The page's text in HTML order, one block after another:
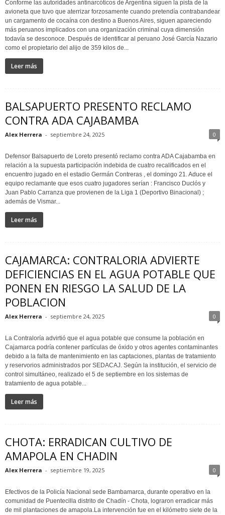
Conforme las autoridades antinarcóticos de Argentina siguen la pista de la
avioneta que tuvo que aterrizar forzosamente cuando pretendía contrabandear
un cargamento de cocaína con destino a Buenos Aires, siguen apareciendo
más peruanos implicados con una organización criminal cuya dimensión
todavía se desconoce. Después de identificar al peruano José García Nazario
como el propietario del alijo de 359 kilos de...
Leer más
BALSAPUERTO PRESENTO RECLAMO
CONTRA ADA CAJABAMBA
Alex Herrera - septiembre 24, 2025 0
Defensor Balsapuerto de Loreto presentó reclamo contra ADA Cajabamba en
relación a la supuesta participación indebida de cuatro recalificados en el
encuentro jugado en el estadio Germán Contreras , el domingo 21. Aduce el
equipo reclamante que esos cuatro jugadores serían : Francisco Duclós y
Juan Pablo Carranza que provienen de la Liga 1 (Deportivo Binacional) ;
además de Vismar...
Leer más
CAJAMARCA: CONTRALORIA ADVIERTE
DEFICIENCIAS EN EL AGUA POTABLE QUE
PONEN EN RIESGO LA SALUD DE LA
POBLACION
Alex Herrera - septiembre 24, 2025 0
La Contraloría advirtió que el agua potable que consume la población en
Cajamarca podría contener partículas de óxido y otros agentes contaminantes
debido a la falta de mantenimiento en las captaciones, plantas de tratamiento
y reservorios administrados por SEDACAJ. Según la institución, el servicio de
control simultáneo, realizado el 5 de septiembre en los sistemas de
tratamiento de agua potable...
Leer más
CHOTA: ERRADICAN CULTIVO DE
AMAPOLA EN CHADIN
Alex Herrera - septiembre 19, 2025 0
Efectivos de la Policía Nacional sede Bambamarca, durante operativo en la
comunidad de Puentecilla distrito de Chadín - Chota, lograron erradicar más
de mil plantaciones de amapola.La intervención fue en el kilómetro siete de la